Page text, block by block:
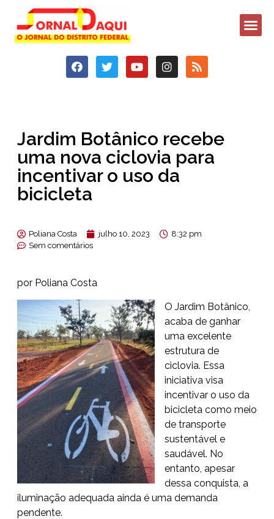
Jardim Botânico recebe
uma nova ciclovia para
incentivar o uso da
bicicleta
Poliana Costa julho 10, 2023
8:32 pm
Sem comentários
por Poliana Costa
O Jardim Botânico,
acaba de ganhar
uma excelente
estrutura de
ciclovia. Essa
iniciativa visa
incentivar o uso da
bicicleta como meio
de transporte
sustentável e
saudável. No
entanto, apesar
dessa conquista, a
iluminação adequada ainda é uma demanda
pendente.